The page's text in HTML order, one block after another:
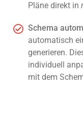
Pläne direkt in
Schema
automatisch
generieren.
individuell
mit dem